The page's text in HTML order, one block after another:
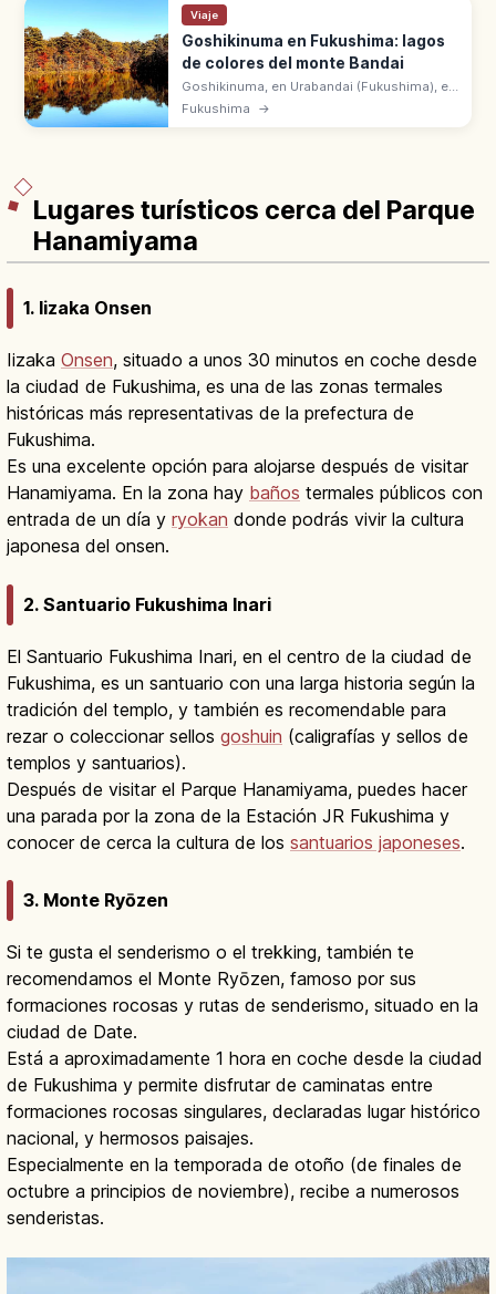
Viaje
Goshikinuma en Fukushima: lagos
de colores del monte Bandai
Goshikinuma, en Urabandai (Fukushima), es
el grupo de lagos de colores creado en
Fukushima →
Lugares turísticos cerca del Parque
Hanamiyama
1. Iizaka Onsen
Iizaka Onsen, situado a unos 30 minutos en coche desde
la ciudad de Fukushima, es una de las zonas termales
históricas más representativas de la prefectura de
Fukushima.
Es una excelente opción para alojarse después de visitar
Hanamiyama. En la zona hay baños termales públicos con
entrada de un día y ryokan donde podrás vivir la cultura
japonesa del onsen.
2. Santuario Fukushima Inari
El Santuario Fukushima Inari, en el centro de la ciudad de
Fukushima, es un santuario con una larga historia según la
tradición del templo, y también es recomendable para
rezar o coleccionar sellos goshuin (caligrafías y sellos de
templos y santuarios).
Después de visitar el Parque Hanamiyama, puedes hacer
una parada por la zona de la Estación JR Fukushima y
conocer de cerca la cultura de los santuarios japoneses.
3. Monte Ryōzen
Si te gusta el senderismo o el trekking, también te
recomendamos el Monte Ryōzen, famoso por sus
formaciones rocosas y rutas de senderismo, situado en la
ciudad de Date.
Está a aproximadamente 1 hora en coche desde la ciudad
de Fukushima y permite disfrutar de caminatas entre
formaciones rocosas singulares, declaradas lugar histórico
nacional, y hermosos paisajes.
Especialmente en la temporada de otoño (de finales de
octubre a principios de noviembre), recibe a numerosos
senderistas.